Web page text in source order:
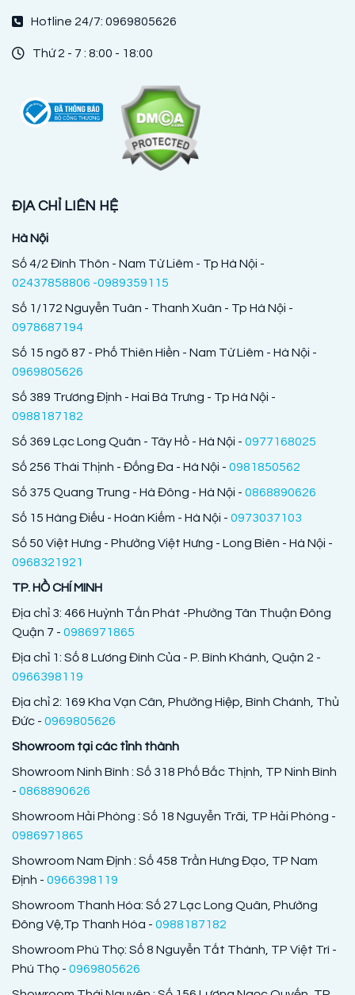
Hotline 24/7: 0969805626
Thứ 2 - 7 : 8:00 - 18:00
ĐỊA CHỈ LIÊN HỆ
Hà Nội
Số 4/2 Đình Thôn - Nam Từ Liêm - Tp Hà Nội -
02437858806 -0989359115
Số 1/172 Nguyễn Tuân - Thanh Xuân - Tp Hà Nội -
0978687194
Số 15 ngõ 87 - Phố Thiên Hiền - Nam Từ Liêm - Hà Nội -
0969805626
Số 389 Trương Định - Hai Bà Trưng - Tp Hà Nội -
0988187182
Số 369 Lạc Long Quân - Tây Hồ - Hà Nội - 0977168025
Số 256 Thái Thịnh - Đống Đa - Hà Nội - 0981850562
Số 375 Quang Trung - Hà Đông - Hà Nội - 0868890626
Số 15 Hàng Điếu - Hoàn Kiếm - Hà Nội - 0973037103
Số 50 Việt Hưng - Phường Việt Hưng - Long Biên - Hà Nội -
0968321921
TP. HỒ CHÍ MINH
Địa chỉ 3: 466 Huỳnh Tấn Phát -Phường Tân Thuận Đông
Quận 7 - 0986971865
Địa chỉ 1: Số 8 Lương Đình Của - P. Bình Khánh, Quận 2 -
0966398119
Địa chỉ 2: 169 Kha Vạn Cân, Phường Hiệp, Bình Chánh, Thủ
Đức - 0969805626
Showroom tại các tỉnh thành
Showroom Ninh Bình : Số 318 Phố Bắc Thịnh, TP Ninh Bình
- 0868890626
Showroom Hải Phòng : Số 18 Nguyễn Trãi, TP Hải Phòng -
0986971865
Showroom Nam Định : Số 458 Trần Hưng Đạo, TP Nam
Định - 0966398119
Showroom Thanh Hóa: Số 27 Lạc Long Quân, Phường
Đông Vệ,Tp Thanh Hóa - 0988187182
Showroom Phú Thọ: Số 8 Nguyễn Tất Thành, TP Việt Trì -
Phú Thọ - 0969805626